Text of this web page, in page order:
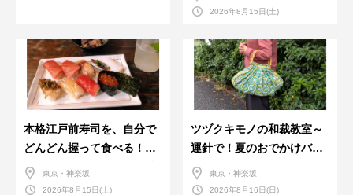
2026年8月15日(土)
本格江戸前寿司を、自分で
どんどん握って食べる！職
人さんに教わる＜握りの練
習会＞８月
東京・神楽坂
2026年8月15日(土)
ツヅクキモノの和裁教室～
運針で！夏のおでかけバン
ダナバッグづくり～
東京・神楽坂
2026年8月16日(日)